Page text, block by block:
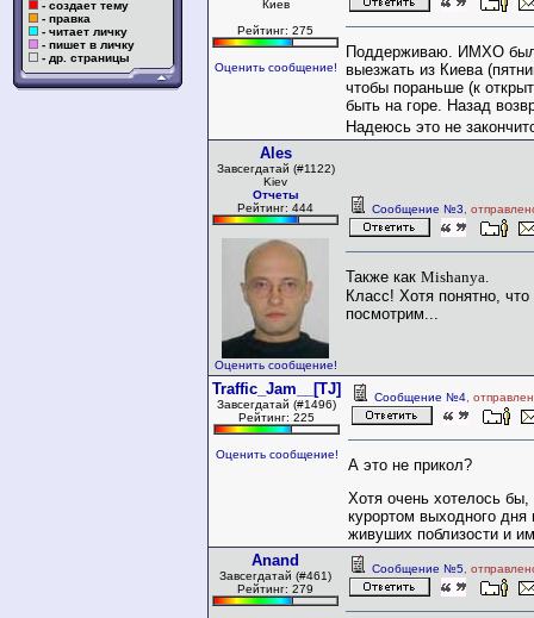
- создает тему
- правка
- читает личку
- пишет в личку
- др. страницы
Киев
Рейтинг: 275
Оценить сообщение!
Поддерживаю. ИМХО
выезжать из Киева
чтобы пораньше (к
быть на горе. Назад
Надеюсь это не
Ales
Завсегдатай (#1122)
Kiev
Отчеты
Рейтинг: 444
Оценить сообщение!
Сообщение №3 ,
Также как Mishanya.
Класс! Хотя понятно,
посмотрим...
Traffic_Jam__[TJ]
Завсегдатай (#1496)
Рейтинг: 225
Оценить сообщение!
Сообщение №4 ,
А это не прикол?
Хотя очень хотелось
курортом выходного дня
живуших поблизости и
Anand
Завсегдатай (#461)
Рейтинг: 279
Сообщение №5 ,